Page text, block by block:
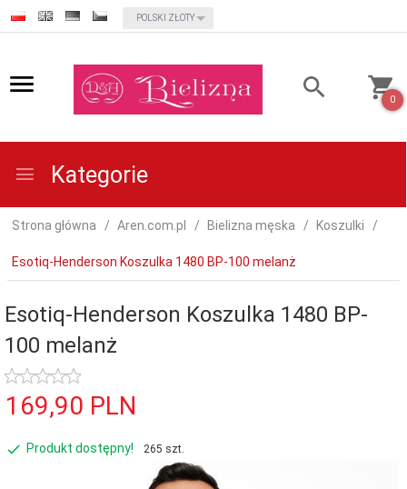
currency_h
POLSKI ZŁOTY
0
Kategorie
Strona główna Aren.com.pl Bielizna męska Koszulki
Esotiq-Henderson Koszulka 1480 BP-100 melanż
Esotiq-Henderson Koszulka 1480 BP-
100 melanż
169,90 PLN
Produkt dostępny! 265 szt.